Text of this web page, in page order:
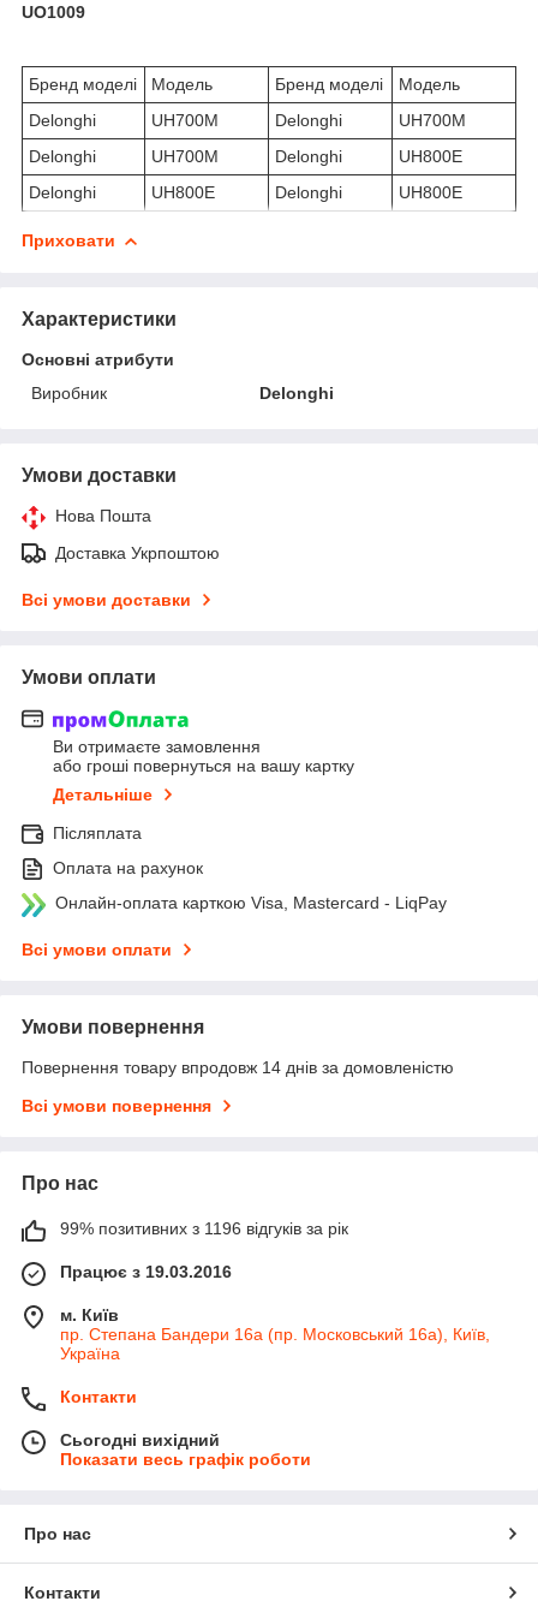
UO1009
Бренд моделі Модель Бренд моделі
Модель
Delonghi
UH700M Delonghi
UH700M
Delonghi
UH700M Delonghi
UH800E
Delonghi
UH800E Delonghi UH800E
Приховати
Характеристики
Основні атрибути
Виробник
Delonghi
Умови доставки
Нова Пошта
Доставка Укрпоштою
Всі умови доставки
Умови оплати
Ви отримаєте замовлення
або гроші повернуться на вашу картку
Детальніше
Післяплата
Оплата на рахунок
Онлайн-оплата карткою Visa, Mastercard - LiqPay
Всі умови оплати
Умови повернення
Повернення товару впродовж 14 днів за домовленістю
Всі умови повернення
Про нас
99% позитивних з 1196 відгуків за рік
Працює з 19.03.2016
м. Київ
пр. Степана Бандери 16а (пр. Московський 16а), Київ,
Україна
Контакти
Сьогодні вихідний
Показати весь графік роботи
Про нас
Контакти